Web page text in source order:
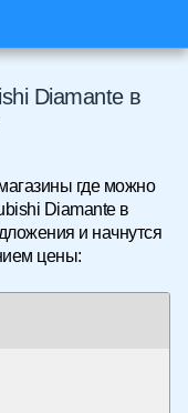
Diamante в
где можно
Diamante в
и начнутся
цены: